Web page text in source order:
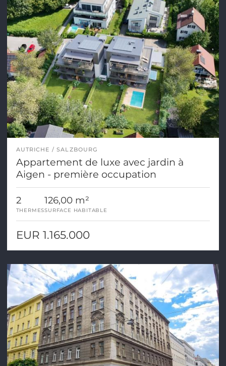
AUTRICHE SALZBOURG
Appartement de luxe avec jardin à
Aigen - première occupation
2
THERMES
126,00 m²
SURFACE HABITABLE
EUR 1.165.000